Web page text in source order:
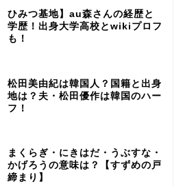
ひみつ基地】au森さんの経歴と
学歴！出身大学高校とwikiプロフ
も！
松田美由紀は韓国人？国籍と出身
地は？夫・松田優作は韓国のハー
フ！
まくらぎ・にきはだ・うぶすな・
かげろうの意味は？【すずめの戸
締まり】